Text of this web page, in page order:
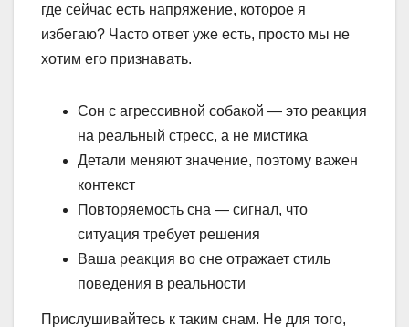
где сейчас есть напряжение, которое я
избегаю? Часто ответ уже есть, просто мы не
хотим его признавать.
Сон с агрессивной собакой — это реакция
на реальный стресс, а не мистика
Детали меняют значение, поэтому важен
контекст
Повторяемость сна — сигнал, что
ситуация требует решения
Ваша реакция во сне отражает стиль
поведения в реальности
Прислушивайтесь к таким снам. Не для того,